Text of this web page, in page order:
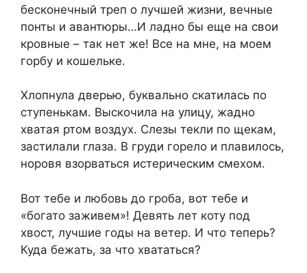
бесконечный треп о лучшей жизни, вечные
понты и авантюры…И ладно бы еще на свои
кровные – так нет же! Все на мне, на моем
горбу и кошельке.
Хлопнула дверью, буквально скатилась по
ступенькам. Выскочила на улицу, жадно
хватая ртом воздух. Слезы текли по щекам,
застилали глаза. В груди горело и плавилось,
норовя взорваться истерическим смехом.
Вот тебе и любовь до гроба, вот тебе и
«богато заживем»! Девять лет коту под
хвост, лучшие годы на ветер. И что теперь?
Куда бежать, за что хвататься?